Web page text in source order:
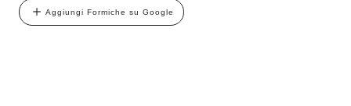
Aggiungi Formiche su Google